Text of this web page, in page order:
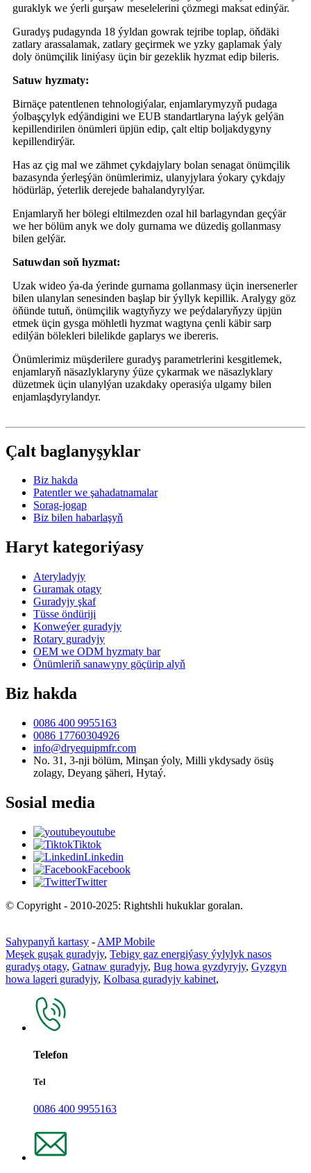
guraklyk we ýerli gurşaw meselelerini çözmegi maksat edinýär.
Guradyş pudagynda 18 ýyldan gowrak tejribe toplap, öňdäki
zatlary arassalamak, zatlary geçirmek we yzky gaplamak ýaly
doly önümçilik liniýasy üçin bir gezeklik hyzmat edip bileris.
Satuw hyzmaty:
Birnäçe patentlenen tehnologiýalar, enjamlarymyzyň pudaga
ýolbaşçylyk edýändigini we EUB standartlaryna laýyk gelýän
kepillendirilen önümleri üpjün edip, çalt eltip boljakdygyny
kepillendirýär.
Has az çig mal we zähmet çykdajylary bolan senagat önümçilik
bazasynda ýerleşýän önümlerimiz, ulanyjylara ýokary çykdajy
hödürläp, ýeterlik derejede bahalandyrylýar.
Enjamlaryň her bölegi eltilmezden ozal hil barlagyndan geçýär
we her bölüm anyk we doly gurnama we düzediş gollanmasy
bilen gelýär.
Satuwdan soň hyzmat:
Uzak wideo ýa-da ýerinde gurnama gollanmasy üçin inersenerler
bilen ulanylan senesinden başlap bir ýyllyk kepillik. Aralygy göz
öňünde tutuň, önümçilik wagtyňyzy we peýdalaryňyzy üpjün
etmek üçin gysga möhletli hyzmat wagtyna çenli käbir sarp
edilýän bölekleri bilelikde gaplarys we ibereris.
Önümlerimiz müşderilere guradyş parametrlerini kesgitlemek,
enjamlaryň näsazlyklaryny ýüze çykarmak we näsazlyklary
düzetmek üçin ulanylýan uzakdaky operasiýa ulgamy bilen
enjamlaşdyrylandyr.
Çalt baglanyşyklar
Biz hakda
Patentler we şahadatnamalar
Sorag-jogap
Biz bilen habarlaşyň
Haryt kategoriýasy
Ateryladyjy
Guramak otagy
Guradyjy şkaf
Tüsse öndüriji
Konweýer guradyjy
Rotary guradyjy
OEM we ODM hyzmaty bar
Önümleriň sanawyny göçürip alyň
Biz hakda
0086 400 9955163
0086 17760304926
info@dryequipmfr.com
No. 31, 3-nji bölüm, Minşan ýoly, Milli ykdysady ösüş
zolagy, Deyang şäheri, Hytaý.
Sosial media
youtube
Tiktok
Linkedin
Facebook
Twitter
© Copyright - 2010-2025: Rightshli hukuklar goralan.
Sahypanyň kartasy - AMP Mobile
Meşek guşak guradyjy, Tebigy gaz energiýasy ýylylyk nasos
guradyş otagy, Gatnaw guradyjy, Bug howa gyzdyryjy, Gyzgyn
howa lageri guradyjy, Kolbasa guradyjy kabinet,
Telefon
Tel
0086 400 9955163